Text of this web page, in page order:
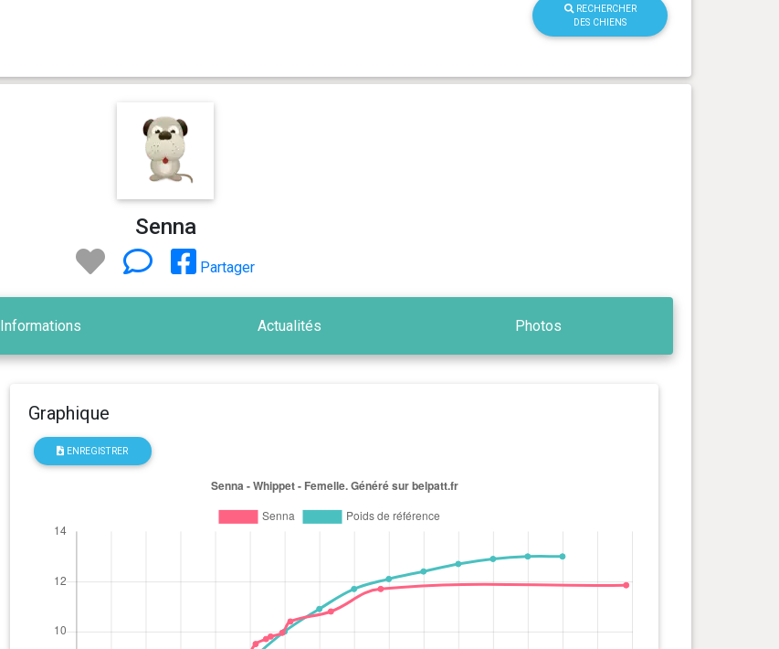
RECHERCHER
DES CHIENS
Senna
Partager
Informations Actualités Photos
Graphique
ENREGISTRER